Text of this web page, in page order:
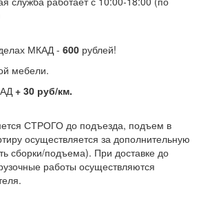
МКАД - 600 рублей!
мебели.
+ 30 руб/км.
СТРОГО до подъезда, подъем в
осуществляется за дополнительную
сборки/подъема). При доставке до
работы осуществляются